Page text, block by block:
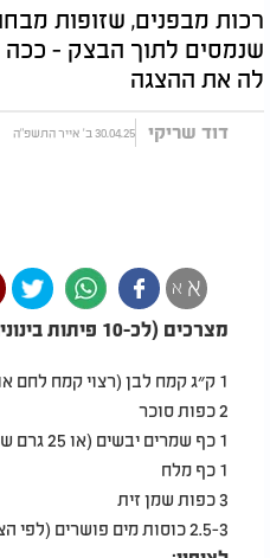
רכות מבפנים, שזופות
שנמסים לתוך הבצק - ככה
לה את ההצגה
דוד שריקי 30.04.25 ב' אייר התשפ"ה
א א
מצרכים (לכ-10 פיתות בינוניות
1 ק״ג קמח לבן (רצוי קמח לחם
2כפות סוכר
1 כף שמרים יבשים (או 25 גרם שמרים טריים
1 כף מלח
3כפות שמן זית
2.5-3כוסות מים פושרים (לפי